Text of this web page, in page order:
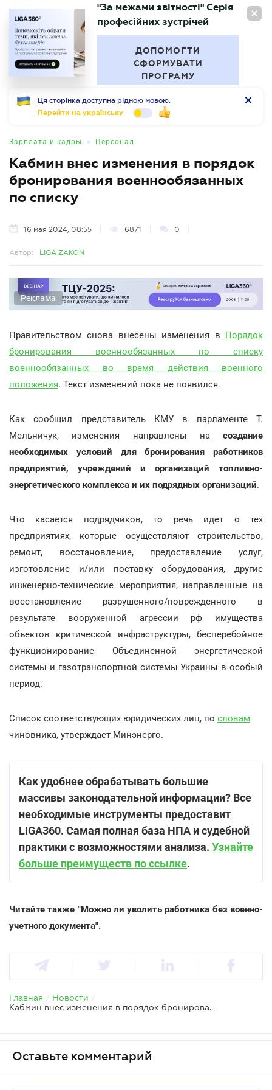
RU
БУХГАЛТЕР
"За межами звітності" Серія
професійних зустрічей
ДОПОМОГТИ
СФОРМУВАТИ
ПРОГРАМУ
Ця сторінка доступна рідною мовою.
Перейти на українську
Зарплата и кадры • Персонал
Кабмин внес изменения в порядок
бронирования военнообязанных
по списку
16 мая 2024, 08:55 6871 0
Автор: LIGA ZAKON
Реклама
Правительством снова внесены изменения в Порядок
бронирования военнообязанных по списку
военнообязанных во время действия военного
положения. Текст изменений пока не появился.
Как сообщил представитель КМУ в парламенте Т.
Мельничук, изменения направлены на создание
необходимых условий для бронирования работников
предприятий, учреждений и организаций топливно-
энергетического комплекса и их подрядных организаций.
Что касается подрядчиков, то речь идет о тех
предприятиях, которые осуществляют строительство,
ремонт, восстановление, предоставление услуг,
изготовление и/или поставку оборудования, другие
инженерно-технические мероприятия, направленные на
восстановление разрушенного/поврежденного в
результате вооруженной агрессии рф имущества
объектов критической инфраструктуры, бесперебойное
функционирование Объединенной энергетической
системы и газотранспортной системы Украины в особый
период.
Список соответствующих юридических лиц, по словам
чиновника, утверждает Минэнерго.
Как удобнее обрабатывать большие
массивы законодательной информации? Все
необходимые инструменты предоставит
LIGA360. Самая полная база НПА и судебной
практики с возможностями анализа. Узнайте
больше преимуществ по ссылке.
Читайте также "Можно ли уволить работника без военно-
учетного документа".
Главная / Новости /
Кабмин внес изменения в порядок бронирования военнообязанных по списку
Оставьте комментарий